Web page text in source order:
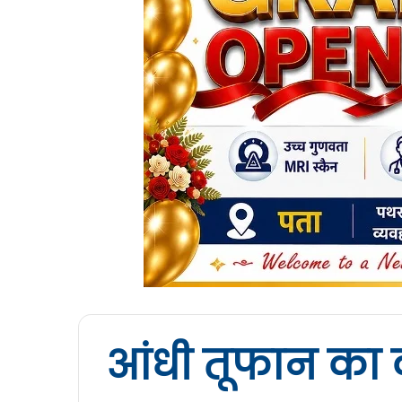
आंधी तूफान का